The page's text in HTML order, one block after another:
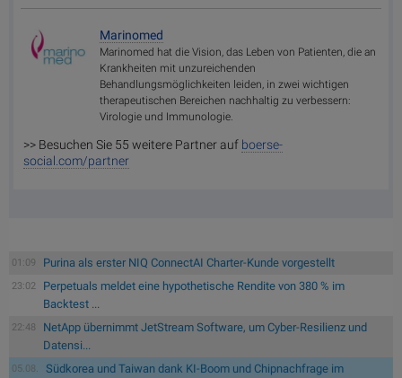
Marinomed
Marinomed hat die Vision, das Leben von Patienten, die an
Krankheiten mit unzureichenden
Behandlungsmöglichkeiten leiden, in zwei wichtigen
therapeutischen Bereichen nachhaltig zu verbessern:
Virologie und Immunologie.
>> Besuchen Sie 55 weitere Partner auf boerse-
social.com/partner
01:09 Purina als erster NIQ ConnectAI Charter-Kunde vorgestellt
23:02
Perpetuals meldet eine hypothetische Rendite von 380 % im
Backtest ...
22:48
NetApp übernimmt JetStream Software, um Cyber-Resilienz und
Datensi...
05.08.
Südkorea und Taiwan dank KI-Boom und Chipnachfrage im